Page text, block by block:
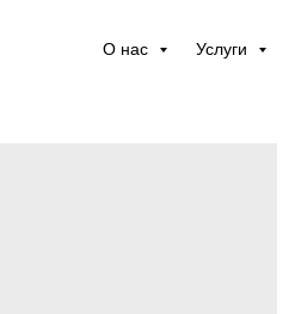
О нас Услуги